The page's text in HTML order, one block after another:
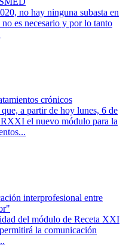
no hay ninguna subasta en
es necesario y por lo tanto
crónicos
a partir de hoy lunes, 6 de
el nuevo módulo para la
interprofesional entre
del módulo de Receta XXI
la comunicación